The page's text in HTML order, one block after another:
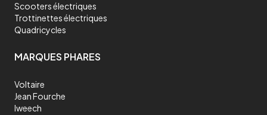
Scooters électriques
Trottinettes électriques
Quadricycles
MARQUES PHARES
Voltaire
Jean Fourche
Iweech